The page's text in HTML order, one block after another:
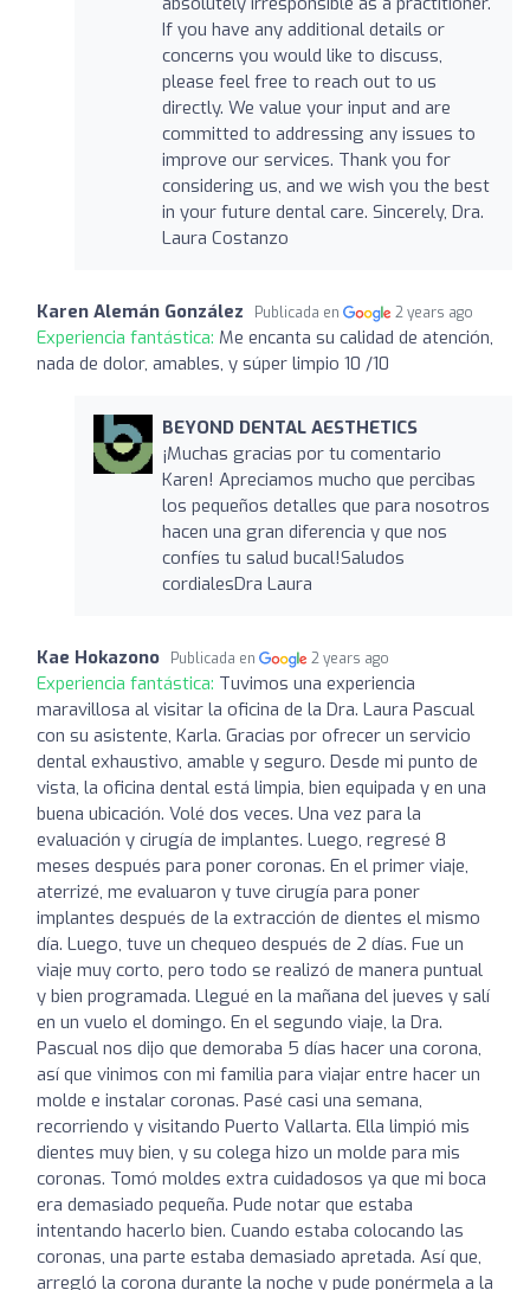
If you have any additional details or
concerns you would like to discuss,
please feel free to reach out to us
directly. We value your input and are
committed to addressing any issues to
improve our services. Thank you for
considering us, and we wish you the best
in your future dental care. Sincerely, Dra.
Laura Costanzo
Karen Alemán González Publicada en 2 years ago
Experiencia fantástica: Me encanta su calidad de atención,
nada de dolor, amables, y súper limpio 10 /10
BEYOND DENTAL AESTHETICS
¡Muchas gracias por tu comentario
Karen! Apreciamos mucho que percibas
los pequeños detalles que para nosotros
hacen una gran diferencia y que nos
confíes tu salud bucal!Saludos
cordialesDra Laura
Kae Hokazono Publicada en 2 years ago
Experiencia fantástica: Tuvimos una experiencia
maravillosa al visitar la oficina de la Dra. Laura Pascual
con su asistente, Karla. Gracias por ofrecer un servicio
dental exhaustivo, amable y seguro. Desde mi punto de
vista, la oficina dental está limpia, bien equipada y en una
buena ubicación. Volé dos veces. Una vez para la
evaluación y cirugía de implantes. Luego, regresé 8
meses después para poner coronas. En el primer viaje,
aterrizé, me evaluaron y tuve cirugía para poner
implantes después de la extracción de dientes el mismo
día. Luego, tuve un chequeo después de 2 días. Fue un
viaje muy corto, pero todo se realizó de manera puntual
y bien programada. Llegué en la mañana del jueves y salí
en un vuelo el domingo. En el segundo viaje, la Dra.
Pascual nos dijo que demoraba 5 días hacer una corona,
así que vinimos con mi familia para viajar entre hacer un
molde e instalar coronas. Pasé casi una semana,
recorriendo y visitando Puerto Vallarta. Ella limpió mis
dientes muy bien, y su colega hizo un molde para mis
coronas. Tomó moldes extra cuidadosos ya que mi boca
era demasiado pequeña. Pude notar que estaba
intentando hacerlo bien. Cuando estaba colocando las
coronas, una parte estaba demasiado apretada. Así que,
arregló la corona durante la noche y pude ponérmela a la